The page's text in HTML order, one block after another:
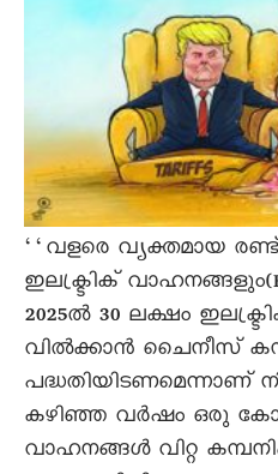
‘‘വളരെ വ്യക്തമായ
ഇലക്ട്രിക്
2025ൽ 30 ലക്ഷം
വിൽക്കാൻ ചെെനീസ്
പദ്ധതിയിടണമെന്നാണ്
കഴിഞ്ഞ വർഷം ഒരു
വാഹനങ്ങൾ വിറ്റ